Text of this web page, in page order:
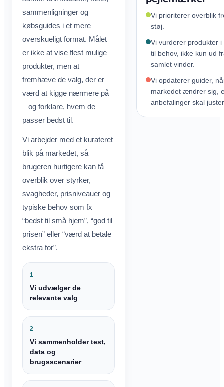
sammenligninger og
købsguides i et mere
overskueligt format. Målet
er ikke at vise flest mulige
produkter, men at
fremhæve de valg, der er
værd at kigge nærmere på
– og forklare, hvem de
passer bedst til.
Vi arbejder med et kurateret
blik på markedet, så
brugeren hurtigere kan få
overblik over styrker,
svagheder, prisniveauer og
typiske behov som fx
“bedst til små hjem”, “god til
prisen” eller “værd at betale
ekstra for”.
1
Vi udvælger de
relevante valg
2
Vi sammenholder test,
data og
brugsscenarier
Vi prioriterer overblik
støj.
Vi vurderer produkter i
til behov, ikke kun ud
samlet vinder.
Vi opdaterer guider,
markedet ændrer sig,
anbefalinger skal